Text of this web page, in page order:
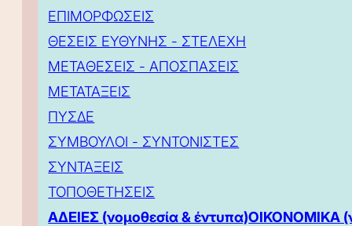
ΕΠΙΜΟΡΦΩΣΕΙΣ
ΘΕΣΕΙΣ ΕΥΘΥΝΗΣ - ΣΤΕΛΕΧΗ
ΜΕΤΑΘΕΣΕΙΣ - ΑΠΟΣΠΑΣΕΙΣ
ΜΕΤΑΤΑΞΕΙΣ
ΠΥΣΔΕ
ΣΥΜΒΟΥΛΟΙ - ΣΥΝΤΟΝΙΣΤΕΣ
ΣΥΝΤΑΞΕΙΣ
ΤΟΠΟΘΕΤΗΣΕΙΣ
ΑΔΕΙΕΣ (νομοθεσία & έντυπα)ΟΙΚΟΝΟΜΙΚΑ